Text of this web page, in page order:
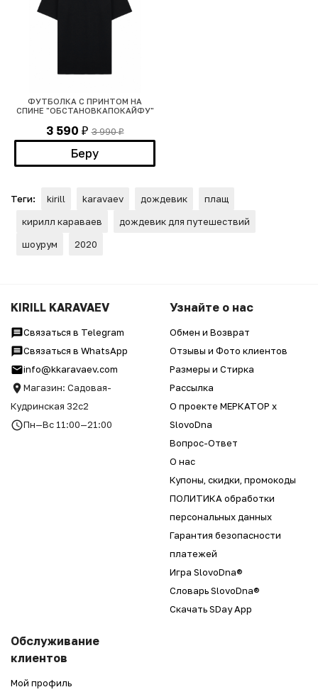
ФУТБОЛКА С ПРИНТОМ НА
СПИНЕ "ОБСТАНОВКАПОКАЙФУ"
3 590 ₽ 3 990₽
Беру
Теги: kirill karavaev дождевик
плащ
кирилл караваев
дождевик для путешествий
шоурум
2020
KIRILL KARAVAEV
Связаться в Telegram
Связаться в WhatsApp
info@kkaravaev.com
Магазин: Садовая-
Кудринская 32с2
Пн—Вс 11:00—21:00
Узнайте о нас
Обмен и Возврат
Отзывы и Фото клиентов
Размеры и Стирка
Рассылка
О проекте МЕРКАТОР x
SlovoDna
Вопрос-Ответ
О нас
Купоны, скидки, промокоды
ПОЛИТИКА обработки
персональных данных
Гарантия безопасности
платежей
Игра SlovoDna®
Словарь SlovoDna®
Скачать SDay App
Обслуживание
клиентов
Мой профиль